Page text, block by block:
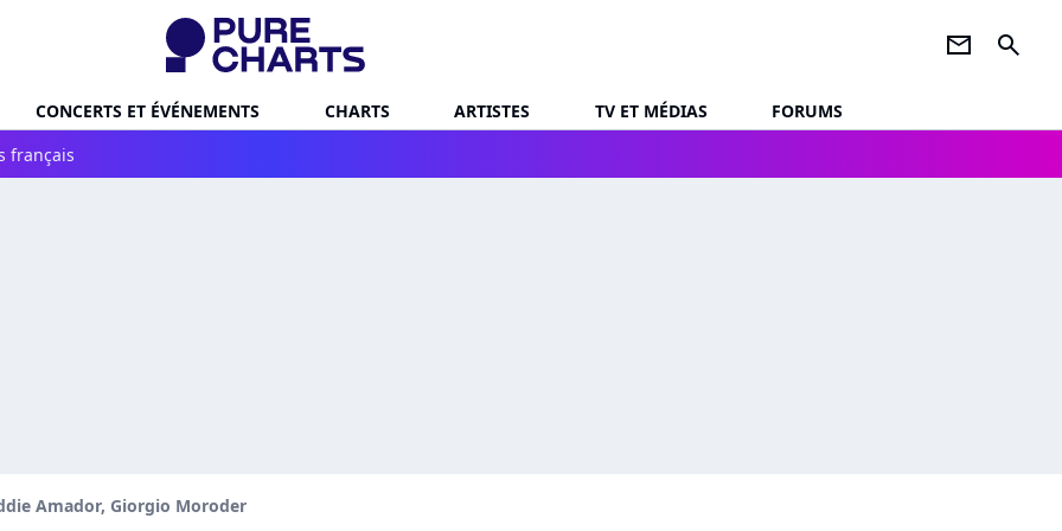
newsletter search
CONCERTS ET ÉVÉNEMENTS CHARTS ARTISTES TV ET MÉDIAS
FORUMS
français
Amador, Giorgio Moroder